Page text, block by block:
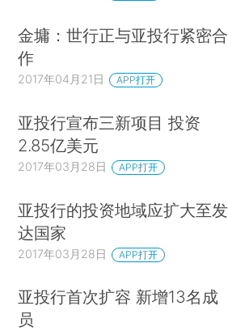
金墉：世行正与亚投行紧密合
作
2017年04月21日 APP打开
亚投行宣布三新项目 投资
2.85亿美元
2017年03月28日 APP打开
亚投行的投资地域应扩大至发
达国家
2017年03月28日 APP打开
亚投行首次扩容 新增13名成
员